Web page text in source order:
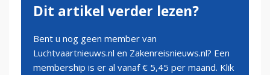
Dit artikel verder lezen?
Bent u nog geen member van
Luchtvaartnieuws.nl en Zakenreisnieuws.nl? Een
membership is er al vanaf € 5,45 per maand. Klik